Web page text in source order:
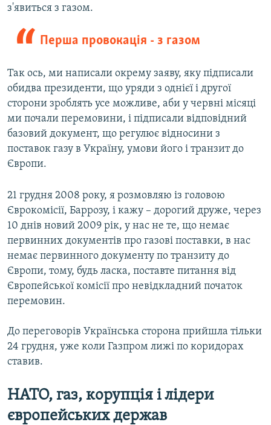
з'явиться з газом.
Перша провокація - з газом
Так ось, ми написали окрему заяву, яку підписали
обидва президенти, що уряди з однієї і другої
сторони зроблять усе можливе, аби у червні місяці
ми почали перемовини, і підписали відповідний
базовий документ, що регулює відносини з
поставок газу в Україну, умови його і транзит до
Європи.
21 грудня 2008 року, я розмовляю із головою
Єврокомісії, Баррозу, і кажу – дорогий друже, через
10 днів новий 2009 рік, у нас не те, що немає
первинних документів про газові поставки, в нас
немає первинного документу по транзиту до
Європи, тому, будь ласка, поставте питання від
Європейської комісії про невідкладний початок
перемовин.
До переговорів Українська сторона прийшла тільки
24 грудня, уже коли Газпром лижі по коридорах
ставив.
НАТО, газ, корупція і лідери
європейських держав